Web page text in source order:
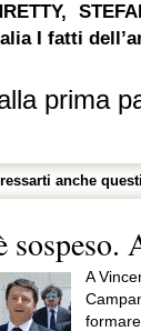
I fatti
prima
anche
A